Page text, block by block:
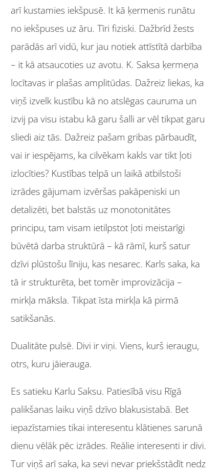
arī kustamies iekšpusē. It kā ķermenis runātu
no iekšpuses uz āru. Tīri fiziski. Dažbrīd žests
parādās arī vidū, kur jau notiek attīstītā darbība
– it kā atsaucoties uz avotu. K. Saksa ķermeņa
locītavas ir plašas amplitūdas. Dažreiz liekas, ka
viņš izvelk kustību kā no atslēgas cauruma un
izvij pa visu istabu kā garu šalli ar vēl tikpat garu
sliedi aiz tās. Dažreiz pašam gribas pārbaudīt,
vai ir iespējams, ka cilvēkam kakls var tikt ļoti
izlocīties? Kustības telpā un laikā atbilstoši
izrādes gājumam izvēršas pakāpeniski un
detalizēti, bet balstās uz monotonitātes
principu, tam visam ietilpstot ļoti meistarīgi
būvētā darba struktūrā – kā rāmī, kurš satur
dzīvi plūstošu līniju, kas nesarec. Karls saka, ka
tā ir strukturēta, bet tomēr improvizācija –
mirkļa māksla. Tikpat īsta mirkļa kā pirmā
satikšanās.
Dualitāte pulsē. Divi ir viņi. Viens, kurš ieraugu,
otrs, kuru jāierauga.
Es satieku Karlu Saksu. Patiesībā visu Rīgā
palikšanas laiku viņš dzīvo blakusistabā. Bet
iepazīstamies tikai interesentu klātienes sarunā
dienu vēlāk pēc izrādes. Reālie interesenti ir divi.
Tur viņš arī saka, ka sevi nevar priekšstādīt nedz